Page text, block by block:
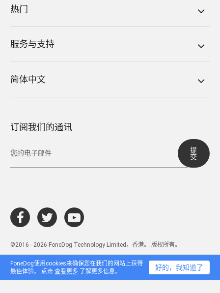
热门
服务与支持
简体中文
订阅我们的通讯
提
交
©2016 - 2026 FoneDog Technology Limited，香港。 版权所有。
FoneDog使用cookies来确保您在我们的网站上获得
最佳体验。 点击查看更多 了解更多信息。 好的，我知道了